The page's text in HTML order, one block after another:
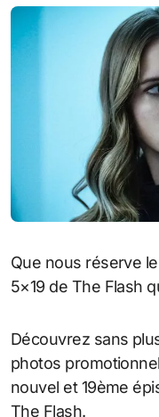
Que nous réserve
5×19 de The Flash
Découvrez sans
photos
nouvel et 19ème
The Flash.